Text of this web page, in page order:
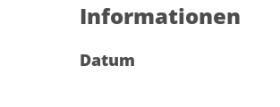
Informationen
Datum